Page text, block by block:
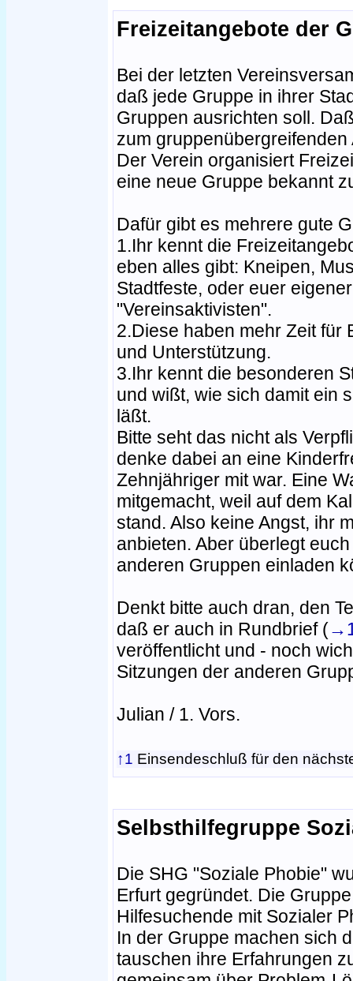
Freizeitangebote der
Bei der letzten
daß jede Gruppe in ihrer
Gruppen ausrichten soll.
zum gruppenübergreifenden
Der Verein organisiert
eine neue Gruppe bekannt
Dafür gibt es mehrere gute
1.Ihr kennt die
eben alles gibt: Kneipen,
Stadtfeste, oder euer
"Vereinsaktivisten".
2.Diese haben mehr Zeit für
und Unterstützung.
3.Ihr kennt die besonderen
und wißt, wie sich damit ein
läßt.
Bitte seht das nicht als
denke dabei an eine
Zehnjähriger mit war. Eine
mitgemacht, weil auf dem
stand. Also keine Angst, ihr
anbieten. Aber überlegt
anderen Gruppen einladen
Denkt bitte auch dran, den
daß er auch in Rundbrief (
veröffentlicht und - noch
Sitzungen der anderen
Julian / 1. Vors.
↑1 Einsendeschluß für den
Selbsthilfegruppe
Die SHG "Soziale Phobie"
Erfurt gegründet. Die
Hilfesuchende mit Sozialer
In der Gruppe machen sich
tauschen ihre Erfahrungen